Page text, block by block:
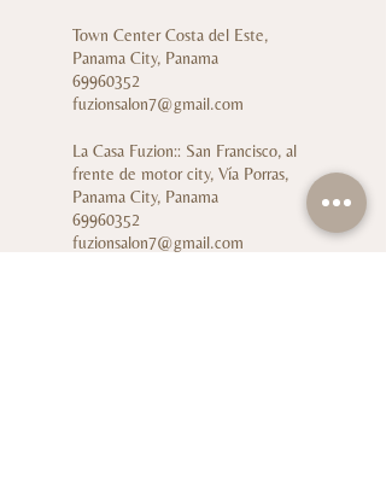
Town Center Costa del Este,
Panama City, Panama
69960352
fuzionsalon7@gmail.com
La Casa Fuzion:: San Francisco, al
frente de motor city, Vía Porras,
Panama City, Panama
69960352
fuzionsalon7@gmail.com